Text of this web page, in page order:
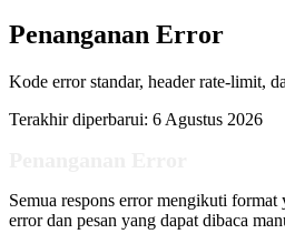
Penanganan Error
Kode error standar, header rate-limit,
Terakhir diperbarui: 6 Agustus 2026
Semua respons error mengikuti format
error dan pesan yang dapat dibaca